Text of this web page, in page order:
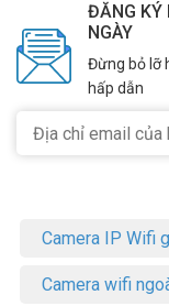
ĐĂNG KÝ
NGÀY
Đừng bỏ lỡ
hấp dẫn
Camera IP Wifi
Camera wifi